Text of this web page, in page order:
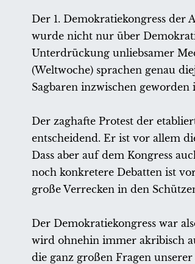
Der 1. Demokratiekongress
wurde nicht nur über
Unterdrückung unliebsamer
(Weltwoche) sprachen genau
Sagbaren inzwischen geworden
Der zaghafte Protest der
entscheidend. Er ist vor allem
Dass aber auf dem Kongress
noch konkretere Debatten ist
große Verrecken in den
Der Demokratiekongress war
wird ohnehin immer akribisch
die ganz großen Fragen